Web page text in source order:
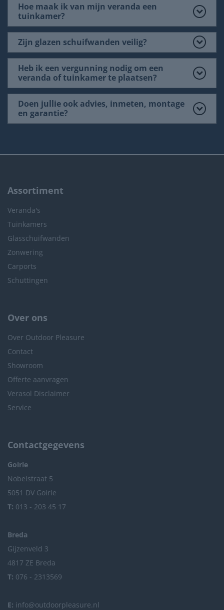
Hoe maak ik van mijn veranda een
tuinkamer?
Zijn glazen schuifwanden veilig?
Heb ik een vergunning nodig om een
veranda of tuinkamer te plaatsen?
Doen jullie ook advies, inmeten, montage
en garantie?
Assortiment
Veranda's
Tuinkamers
Glasschuifwanden
Zonwering
Carports
Schuttingen
Over ons
Over Outdoor Pleasure
Contact
Showroom
Offerte aanvragen
Verasol Disclaimer
Service
Contactgegevens
Goirle
Nobelstraat 5
5051 DV Goirle
T: 013 - 203 45 17
Breda
Gijzenveld 3
4817 ZE Breda
T: 076 - 2313569
E: info@outdoorpleasure.nl